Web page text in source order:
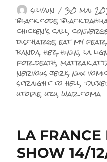
Auteur
silvain Publié
le
30 mai
black code,black
chicken's call,
discharge,eat my fear
banda,hez,hinin,la
for death,matrak
nervous jerk,nux
straight to hell,
utopie,uzu,war coma
LA FRANCE
SHOW 14/